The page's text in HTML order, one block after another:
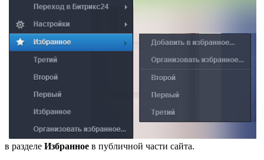
в разделе Избранное в публичной части сайта.